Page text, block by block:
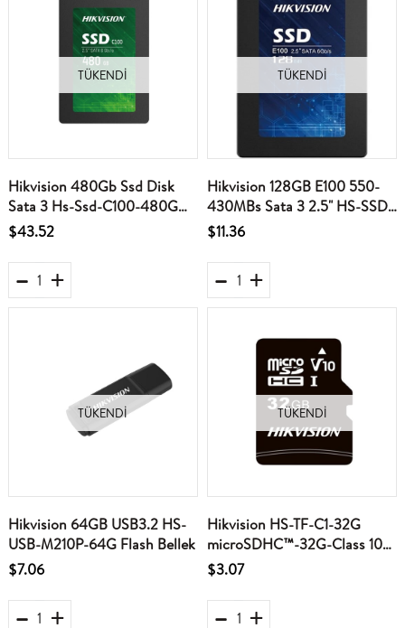
TÜKENDI
Hikvision 480Gb Ssd Disk
Sata 3 Hs-Ssd-C100-480G
550Mb-470Mb Harddisk
$43.52
TÜKENDI
Hikvision 128GB E100 550-
430MBs Sata 3 2.5" HS-SSD-
E100-128G Ssd Harddisk
$11.36
TÜKENDI
Hikvision 64GB USB3.2 HS-
USB-M210P-64G Flash Bellek
$7.06
TÜKENDI
Hikvision HS-TF-C1-32G
microSDHC™-32G-Class 10
and UHS-I - TLC MicroSD
$3.07